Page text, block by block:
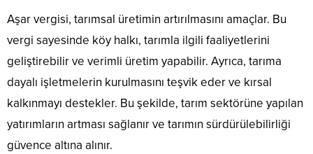
Aşar vergisi, tarımsal üretimin artırılmasını amaçlar. Bu
vergi sayesinde köy halkı, tarımla ilgili faaliyetlerini
geliştirebilir ve verimli üretim yapabilir. Ayrıca, tarıma
dayalı işletmelerin kurulmasını teşvik eder ve kırsal
kalkınmayı destekler. Bu şekilde, tarım sektörüne yapılan
yatırımların artması sağlanır ve tarımın sürdürülebilirliği
güvence altına alınır.